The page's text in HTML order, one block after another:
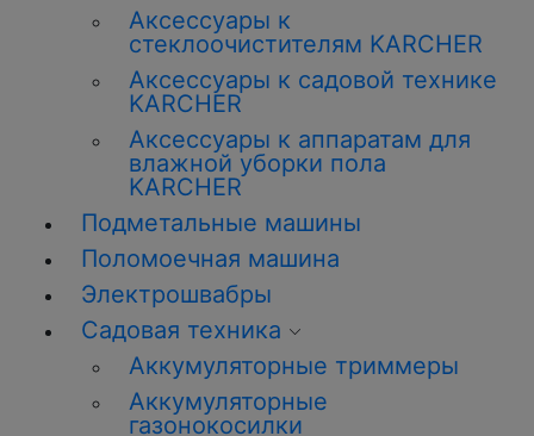
Аксессуары к
стеклоочистителям KARCHER
Аксессуары к садовой технике
KARCHER
Аксессуары к аппаратам для
влажной уборки пола
KARCHER
Подметальные машины
Поломоечная машина
Электрошвабры
Садовая техника
Аккумуляторные триммеры
Аккумуляторные
газонокосилки